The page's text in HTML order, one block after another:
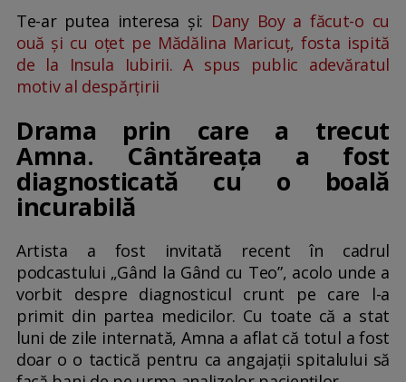
Te-ar putea interesa și: Dany Boy a făcut-o cu
ouă și cu oțet pe Mădălina Maricuț, fosta ispită
de la Insula Iubirii. A spus public adevăratul
motiv al despărțirii
Drama prin care a trecut
Amna. Cântăreața a fost
diagnosticată cu o boală
incurabilă
Artista a fost invitată recent în cadrul
podcastului „Gând la Gând cu Teo”, acolo unde a
vorbit despre diagnosticul crunt pe care l-a
primit din partea medicilor. Cu toate că a stat
luni de zile internată, Amna a aflat că totul a fost
doar o o tactică pentru ca angajații spitalului să